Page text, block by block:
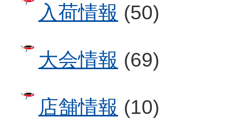
入荷情報 (50)
大会情報 (69)
店舗情報 (10)